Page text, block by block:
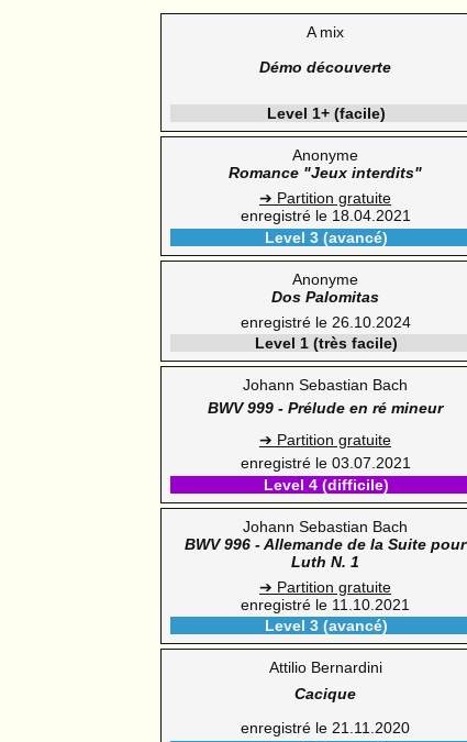
A mix
Démo découverte
Level 1+ (facile)
Anonyme
Romance "Jeux interdits"
➔ Partition gratuite
enregistré le 18.04.2021
Level 3 (avancé)
Anonyme
Dos Palomitas
enregistré le 26.10.2024
Level 1 (très facile)
Johann Sebastian Bach
BWV 999 - Prélude en ré mineur
➔ Partition gratuite
enregistré le 03.07.2021
Level 4 (difficile)
Johann Sebastian Bach
BWV 996 - Allemande de la Suite pour
Luth N. 1
➔ Partition gratuite
enregistré le 11.10.2021
Level 3 (avancé)
Attilio Bernardini
Cacique
enregistré le 21.11.2020